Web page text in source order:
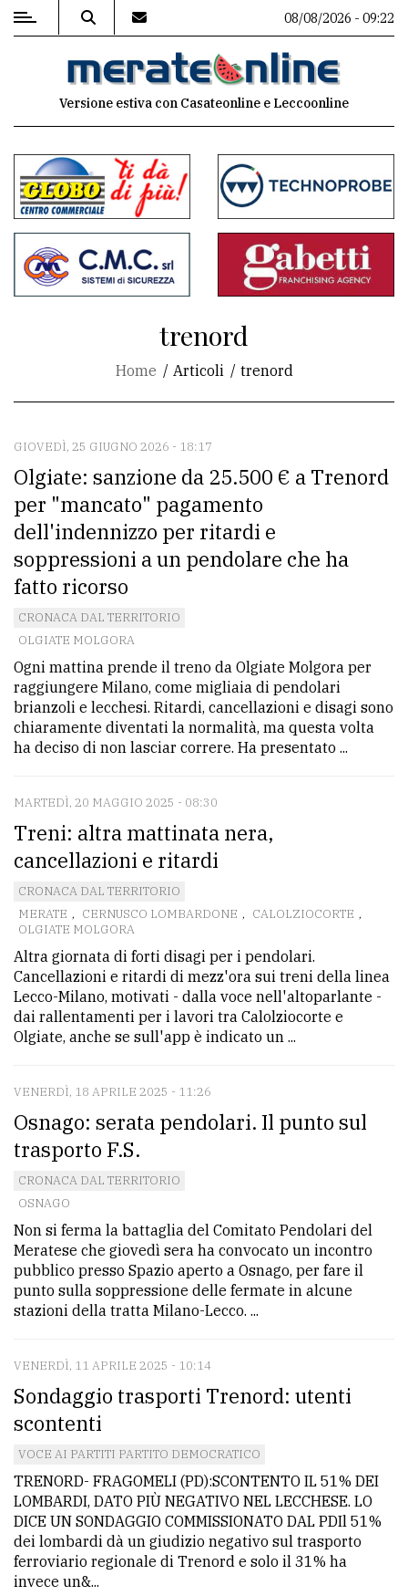
MENU
commenti
Contenuti
del
sito
CONTATTI
La
redazione
Per
la
tua
pubblicità
CERCA
Ricerca
LE
ALTRE
TESTATE
PRIVACY
Privacy
policy
Cookie
policy
08/08/2026 - 09:22
Versione estiva con Casateonline e Leccoonline
trenord
Home Articoli trenord
GIOVEDÌ, 25 GIUGNO 2026 - 18:17
Olgiate: sanzione da 25.500 € a Trenord
per "mancato" pagamento
dell'indennizzo per ritardi e
soppressioni a un pendolare che ha
fatto ricorso
CRONACA DAL TERRITORIO
OLGIATE MOLGORA
Ogni mattina prende il treno da Olgiate Molgora per
raggiungere Milano, come migliaia di pendolari
brianzoli e lecchesi. Ritardi, cancellazioni e disagi sono
chiaramente diventati la normalità, ma questa volta
ha deciso di non lasciar correre. Ha presentato ...
MARTEDÌ, 20 MAGGIO 2025 - 08:30
Treni: altra mattinata nera,
cancellazioni e ritardi
CRONACA DAL TERRITORIO
MERATE , CERNUSCO LOMBARDONE , CALOLZIOCORTE ,
OLGIATE MOLGORA
Altra giornata di forti disagi per i pendolari.
Cancellazioni e ritardi di mezz'ora sui treni della linea
Lecco-Milano, motivati - dalla voce nell'altoparlante -
dai rallentamenti per i lavori tra Calolziocorte e
Olgiate, anche se sull'app è indicato un ...
VENERDÌ, 18 APRILE 2025 - 11:26
Osnago: serata pendolari. Il punto sul
trasporto F.S.
CRONACA DAL TERRITORIO
OSNAGO
Non si ferma la battaglia del Comitato Pendolari del
Meratese che giovedì sera ha convocato un incontro
pubblico presso Spazio aperto a Osnago, per fare il
punto sulla soppressione delle fermate in alcune
stazioni della tratta Milano-Lecco. ...
VENERDÌ, 11 APRILE 2025 - 10:14
Sondaggio trasporti Trenord: utenti
scontenti
VOCE AI PARTITI PARTITO DEMOCRATICO
TRENORD- FRAGOMELI (PD):SCONTENTO IL 51% DEI
LOMBARDI, DATO PIÙ NEGATIVO NEL LECCHESE. LO
DICE UN SONDAGGIO COMMISSIONATO DAL PDIl 51%
dei lombardi dà un giudizio negativo sul trasporto
ferroviario regionale di Trenord e solo il 31% ha
invece un&...